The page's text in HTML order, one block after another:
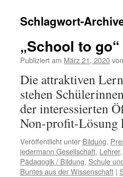
Schlagwort-
„School to go“
Publiziert am März 21, 2020von
Die attraktiven
stehen
der interessierten
Non-profit-Lösung
Veröffentlicht unter Bildung,
jedermann Gesellschaft, Lehrer,
Pädagogik / Bildung, Schule
Buntes aus der Wissenschaft |